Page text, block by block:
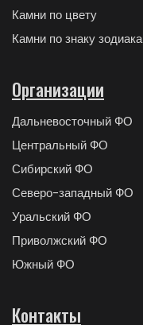
Камни по цвету
Камни по знаку зодиака
Организации
Дальневосточный ФО
Центральный ФО
Сибирский ФО
Северо-западный ФО
Уральский ФО
Приволжский ФО
Южный ФО
Контакты